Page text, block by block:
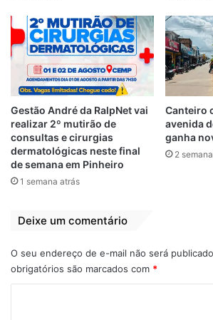
Gestão André da RalpNet vai
realizar 2º mutirão de
consultas e cirurgias
dermatológicas neste final
de semana em Pinheiro
1 semana atrás
Canteiro
avenida
ganha
2
Deixe um comentário
O seu endereço de e-mail não será
obrigatórios são marcados com *